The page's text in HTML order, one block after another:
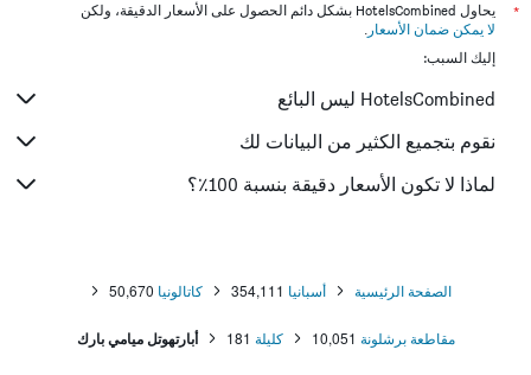
*
يحاول HotelsCombined بشكل دائم الحصول على الأسعار الدقيقة، ولكن
لا يمكن ضمان الأسعار .
إليك السبب:
HotelsCombined ليس البائع
نقوم بتجميع الكثير من البيانات لك
لماذا لا تكون الأسعار دقيقة بنسبة 100٪؟
الصفحة الرئيسية أسبانيا 354,111 كاتالونيا 50,670
مقاطعة برشلونة 10,051 كليلة 181 أبارتهوتل ميامي بارك